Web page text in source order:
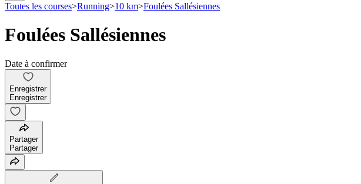
Toutes les courses>Running>10 km>Foulées Sallésiennes
Foulées Sallésiennes
Date à confirmer
Enregistrer
Enregistrer
Partager
Partager